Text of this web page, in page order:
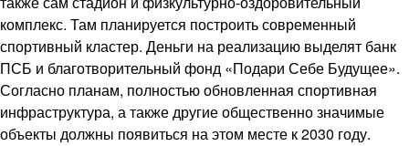
комплекс. Там планируется построить современный
спортивный кластер. Деньги на реализацию выделят банк
ПСБ и благотворительный фонд «Подари Себе Будущее».
Согласно планам, полностью обновленная спортивная
инфраструктура, а также другие общественно значимые
объекты должны появиться на этом месте к 2030 году.